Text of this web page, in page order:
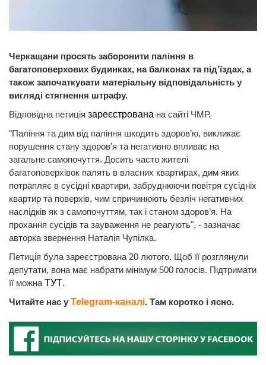
Черкащани просять заборонити паління в
багатоповерхових будинках, на балконах та під’їздах, а
також започаткувати матеріальну відповідальність у
вигляді стягнення штрафу.
Відповідна петиція зареєстрована на сайті ЧМР.
"Паління та дим від паління шкодить здоров’ю, викликає
порушення стану здоров’я та негативно впливає на
загальне самопочуття. Досить часто жителі
багатоповерхівок палять в власних квартирах, дим яких
потрапляє в сусідні квартири, забруднюючи повітря сусідніх
квартир та поверхів, чим спричинюють безліч негативних
наслідків як з самопочуттям, так і станом здоров’я. На
прохання сусідів та зауваження не реагують", - зазначає
авторка звернення Наталія Чупілка.
Петиція була зареєстрована 20 лютого. Щоб її розглянули
депутати, вона має набрати мінімум 500 голосів. Підтримати
її можна ТУТ.
Читайте нас у Telegram-каналі. Там коротко і ясно.